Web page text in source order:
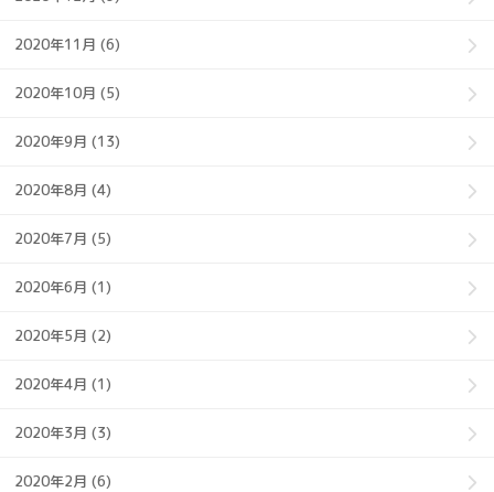
2020年11月 (6)
2020年10月 (5)
2020年9月 (13)
2020年8月 (4)
2020年7月 (5)
2020年6月 (1)
2020年5月 (2)
2020年4月 (1)
2020年3月 (3)
2020年2月 (6)